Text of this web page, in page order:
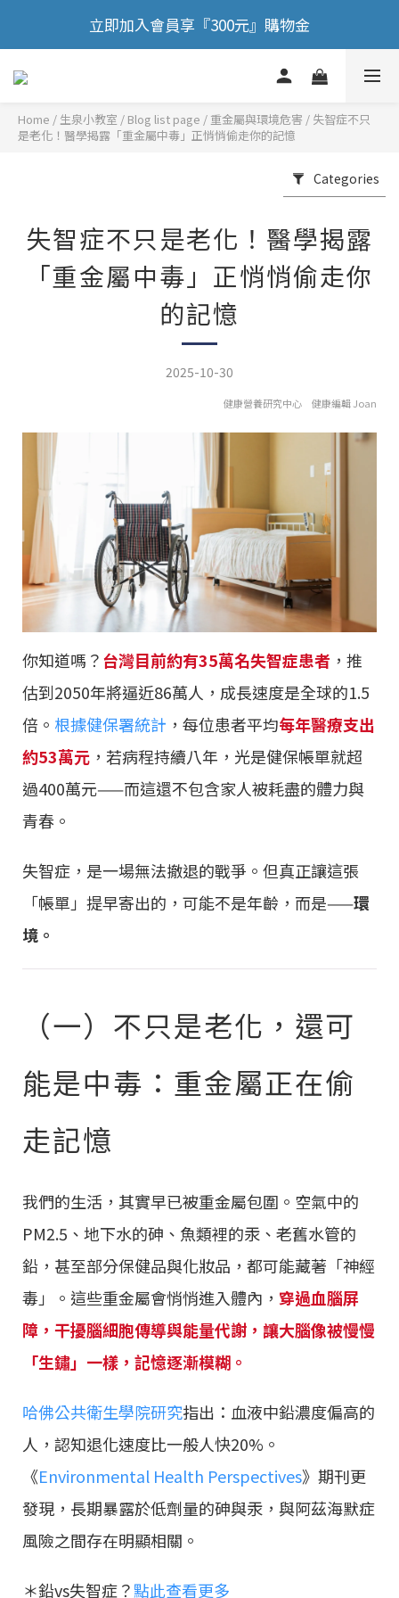
🎉 歡慶88節，滿額送膠原蛋白正貨！！
立即加入會員享『300元』購物金
🎉 歡慶88節，滿額送膠原蛋白正貨！！
Home / Blog list page / 重金屬與環境危害 / 失智症不只
是老化！醫學揭露「重金屬中毒」正悄悄偷走你的記憶
Categories
失智症不只是老化！醫學揭露
「重金屬中毒」正悄悄偷走你
的記憶
2025-10-30
健康營養研究中心 健康編輯 Joan
你知道嗎？台灣目前約有35萬名失智症患者 ，推
估到2050年將逼近86萬人，成長速度是全球的1.5
倍。 根據健保署統計 ，每位患者平均每年醫療支出
約53萬元 ，若病程持續八年，光是健保帳單就超
過400萬元——而這還不包含家人被耗盡的體力與
青春。
失智症，是一場無法撤退的戰爭。但真正讓這張
「帳單」提早寄出的，可能不是年齡，而是——環
境。
（一）不只是老化，還可
能是中毒：重金屬正在偷
走記憶
我們的生活，其實早已被重金屬包圍。空氣中的
PM2.5、地下水的砷、魚類裡的汞、老舊水管的
鉛，甚至部分保健品與化妝品，都可能藏著「神經
毒」。這些重金屬會悄悄進入體內， 穿過血腦屏
障，干擾腦細胞傳導與能量代謝，讓大腦像被慢慢
「生鏽」一樣，記憶逐漸模糊。
哈佛公共衛生學院研究指出：血液中鉛濃度偏高的
人，認知退化速度比一般人快20%。
《Environmental Health Perspectives》期刊更
發現，長期暴露於低劑量的砷與汞，與阿茲海默症
風險之間存在明顯相關。
＊鉛vs失智症？點此查看更多